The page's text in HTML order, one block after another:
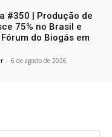
#350 | Produção de
75% no Brasil e
do Biogás em
- 6 de agosto de 2026